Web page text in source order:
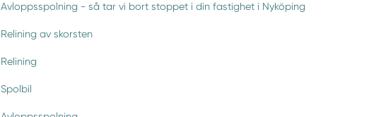
Avloppsspolning - så tar vi bort stoppet i din fastighet i Nyköping
Relining av skorsten
Relining
Spolbil